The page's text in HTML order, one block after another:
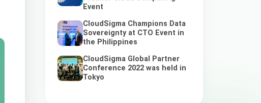
Event
CloudSigma Champions Data
Sovereignty at CTO Event in
the Philippines
CloudSigma Global Partner
Conference 2022 was held in
Tokyo